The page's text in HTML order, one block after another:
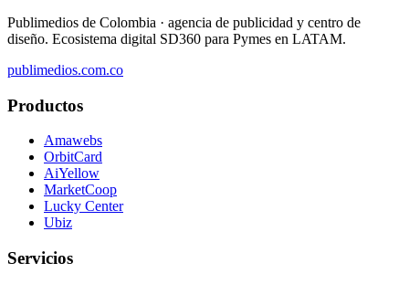
Publimedios de Colombia · agencia de publicidad y centro de
diseño. Ecosistema digital SD360 para Pymes en LATAM.
publimedios.com.co
Productos
Amawebs
OrbitCard
AiYellow
MarketCoop
Lucky Center
Ubiz
Servicios